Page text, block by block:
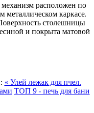
расположен по
каркасе.
столешницы
и покрыта матовой
« Улей лежак для пчел.
ТОП 9 - печь для бани